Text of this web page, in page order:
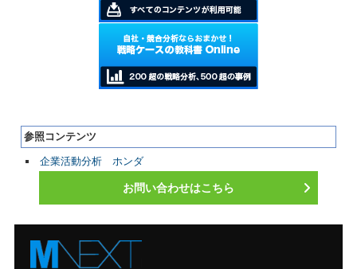
参照コンテンツ
企業活動分析 ホンダ
お問い合わせはこちら